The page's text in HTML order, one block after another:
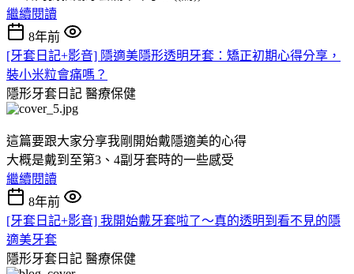
繼續閱讀
8年前
[牙套日記+影音] 隱適美隱形透明牙套：矯正初期心得分享，
裝小米粒會痛嗎？
隱形牙套日記 醫療保健
這篇要跟大家分享我剛開始戴隱適美的心得
大概是戴到至第3、4副牙套時的一些感受
繼續閱讀
8年前
[牙套日記+影音] 我開始戴牙套啦了～真的透明到看不見的隱
適美牙套
隱形牙套日記 醫療保健